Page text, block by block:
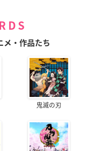
メ・作品たち
鬼滅の刃